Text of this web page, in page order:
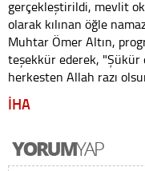
gerçekleştirildi, mevlit
olarak kılınan öğle
Muhtar Ömer Altın,
teşekkür ederek, "Şükür
herkesten Allah razı
İHA